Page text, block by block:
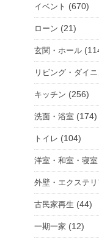
イベント (670)
ローン (21)
玄関・ホール
リビング・ダイ
キッチン (256)
洗面・浴室 (174)
トイレ (104)
洋室・和室・寝室
外壁・エクステリ
古民家再生 (44)
一期一家 (12)